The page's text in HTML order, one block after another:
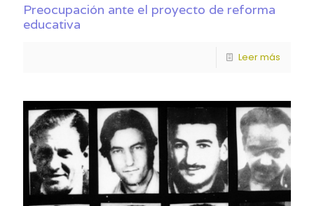
Preocupación ante el proyecto de reforma
educativa
Leer más